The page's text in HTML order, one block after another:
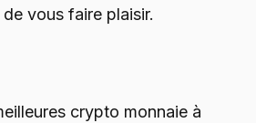
vous faire plaisir.
crypto monnaie à